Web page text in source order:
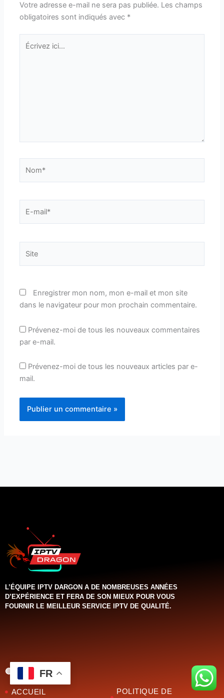
Votre adresse e-mail ne sera pas publiée. Les champs
obligatoires sont indiqués avec *
Écrivez
ici…
Enregistrer mon nom, mon e-mail et mon site
dans le navigateur pour mon prochain commentaire.
Prévenez-moi de tous les nouveaux commentaires
par e-mail.
Prévenez-moi de tous les nouveaux articles par e-
mail.
L’ÉQUIPE IPTV DARGON A DE NOMBREUSES ANNÉES
D’EXPÉRIENCE ET FERA DE SON MIEUX POUR VOUS
FOURNIR LE MEILLEUR SERVICE IPTV DE QUALITÉ.‌‌‌‌‌
🔴LE MENU
ACCUEIL POLITIQUE DE
FR